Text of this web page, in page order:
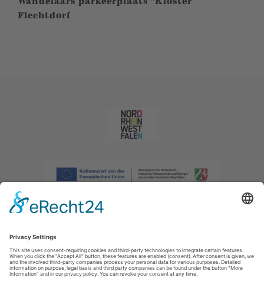
Flechtdorf
Afdruk |Privacybeleid|Verklaring van toegankelijkheid